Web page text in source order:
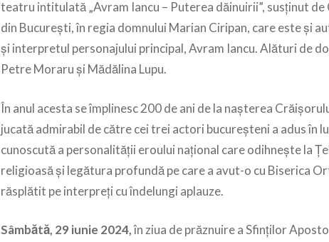
teatru intitulată „Avram Iancu – Puterea dăinuirii”, susținut
din București, în regia domnului Marian Ciripan, care este și
și interpretul personajului principal, Avram Iancu. Alături de
Petre Moraru și Mădălina Lupu.
În anul acesta se împlinesc 200 de ani de la nașterea
jucată admirabil de către cei trei actori bucureșteni a adus în
cunoscută a personalității eroului național care odihnește la
religioasă și legătura profundă pe care a avut-o cu Biserica
răsplătit pe interpreți cu îndelungi aplauze.
Sâmbătă, 29 iunie 2024,în ziua de prăznuire a Sfinţilor